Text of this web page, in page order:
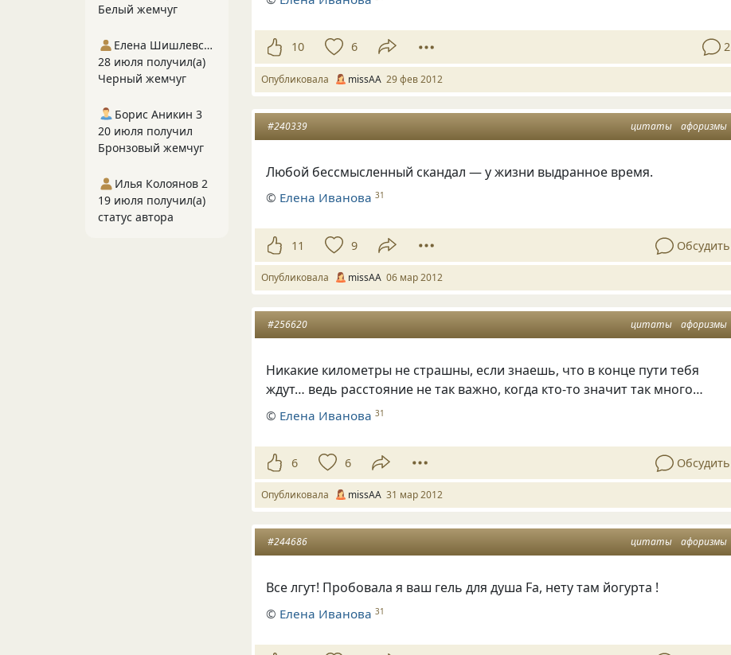
10 6 2
Опубликовала missAA 29 фев 2012
цитаты афоризмы
#240339
Любой бессмысленный скандал — у жизни выдранное время.
© Елена Иванова 31
11 9 Обсудить
Опубликовала missAA 06 мар 2012
цитаты афоризмы
#256620
Никакие километры не страшны, если знаешь, что в конце пути тебя
ждут… ведь расстояние не так важно, когда кто-то значит так много…
© Елена Иванова 31
6 6 Обсудить
Опубликовала missAA 31 мар 2012
цитаты афоризмы
#244686
Все лгут! Пробовала я ваш гель для душа Fa, нету там йогурта !
© Елена Иванова 31
Белый жемчуг
Елена Шишлевская
28 июля получил(а)
Черный жемчуг
Борис Аникин 3
20 июля получил
Бронзовый жемчуг
Илья Колоянов 2
19 июля получил(а)
статус автора